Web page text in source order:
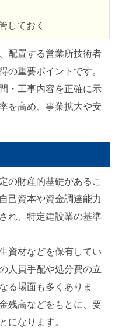
しておく
配置する営業所技術者
の重要ポイントです。
・工事内容を正確に示
を高め、事業拡大や安
の財産的基礎があるこ
己資本や資金調達能力
れ、特定建設業の基準
資材などを保有してい
人員手配や処分費の立
る場面も多くありま
残高などをもとに、要
になります。